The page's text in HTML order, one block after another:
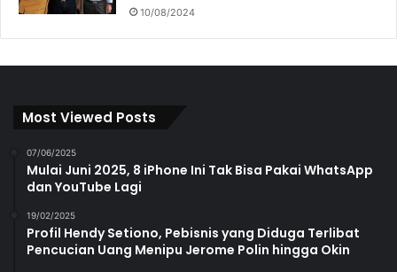
10/08/2024
Most Viewed Posts
07/06/2025
Mulai Juni 2025, 8 iPhone Ini Tak Bisa Pakai WhatsApp
dan YouTube Lagi
19/02/2025
Profil Hendy Setiono, Pebisnis yang Diduga Terlibat
Pencucian Uang Menipu Jerome Polin hingga Okin